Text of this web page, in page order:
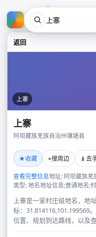
返回
上寨
上寨
阿坝藏族羌族自治州壤塘县
★收藏 ⌖搜周边 📱 去
查看完整信息地址: 阿坝藏族羌
类型: 地名地址信息;普通地名;
上寨是一家村庄级地名，地
标：31.814116,101.199569
位置、规划到达路线，以及